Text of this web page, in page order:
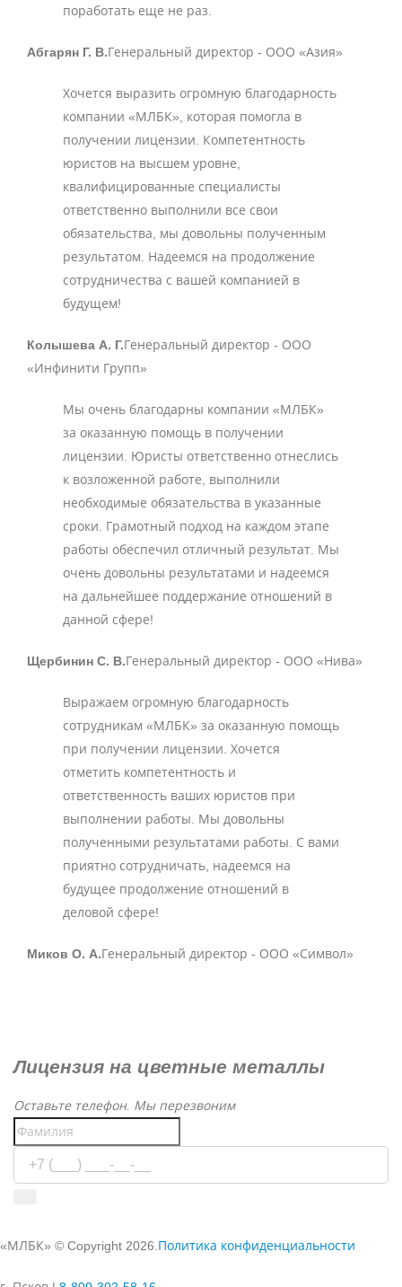
поработать еще не раз.
Абгарян Г. В.Генеральный директор - ООО «Азия»
Хочется выразить огромную благодарность
компании «МЛБК», которая помогла в
получении лицензии. Компетентность
юристов на высшем уровне,
квалифицированные специалисты
ответственно выполнили все свои
обязательства, мы довольны полученным
результатом. Надеемся на продолжение
сотрудничества с вашей компанией в
будущем!
Колышева А. Г.Генеральный директор - ООО
«Инфинити Групп»
Мы очень благодарны компании «МЛБК»
за оказанную помощь в получении
лицензии. Юристы ответственно отнеслись
к возложенной работе, выполнили
необходимые обязательства в указанные
сроки. Грамотный подход на каждом этапе
работы обеспечил отличный результат. Мы
очень довольны результатами и надеемся
на дальнейшее поддержание отношений в
данной сфере!
Щербинин С. В.Генеральный директор - ООО «Нива»
Выражаем огромную благодарность
сотрудникам «МЛБК» за оказанную помощь
при получении лицензии. Хочется
отметить компетентность и
ответственность ваших юристов при
выполнении работы. Мы довольны
полученными результатами работы. С вами
приятно сотрудничать, надеемся на
будущее продолжение отношений в
деловой сфере!
Миков О. А.Генеральный директор - ООО «Символ»
Лицензия на цветные металлы
Оставьте телефон. Мы перезвоним
«МЛБК» © Copyright 2026. Политика конфиденциальности